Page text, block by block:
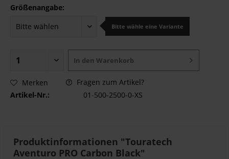
Größenangabe:
Bitte wähle eine Variante
In den Warenkorb
Merken
Fragen zum Artikel?
Artikel-Nr.:
01-500-2500-0-XS
Produktinformationen "Touratech
Aventuro PRO Carbon Black"